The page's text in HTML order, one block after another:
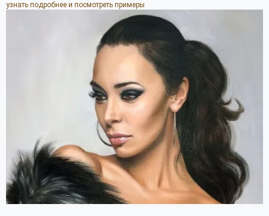
узнать подробнее и посмотреть примеры